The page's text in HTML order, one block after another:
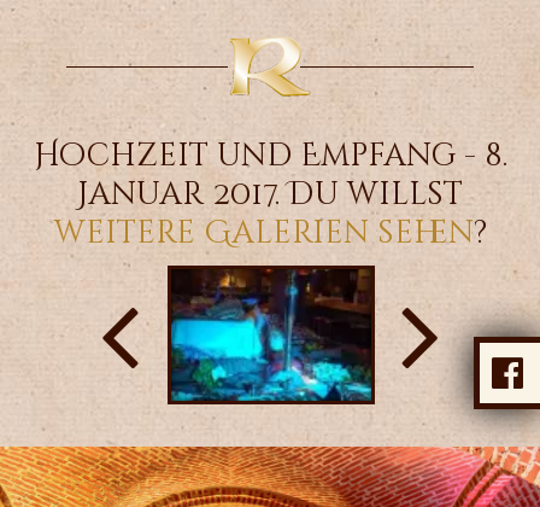
Hochzeit und Empfang - 8.
Januar 2017. Du willst
weitere Galerien sehen?